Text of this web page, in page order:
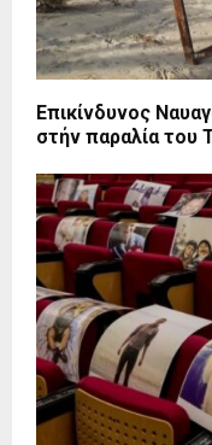
Επικίνδυνος
στήν παραλία